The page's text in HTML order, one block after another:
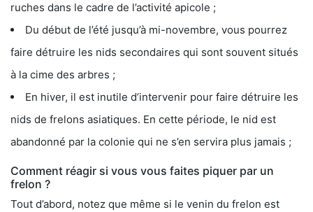
ruches dans le cadre de l’activité apicole ;
Du début de l’été jusqu’à mi-novembre, vous pourrez
faire détruire les nids secondaires qui sont souvent situés
à la cime des arbres ;
En hiver, il est inutile d’intervenir pour faire détruire les
nids de frelons asiatiques. En cette période, le nid est
abandonné par la colonie qui ne s’en servira plus jamais ;
Comment réagir si vous vous faites piquer par un
frelon ?
Tout d’abord, notez que même si le venin du frelon est